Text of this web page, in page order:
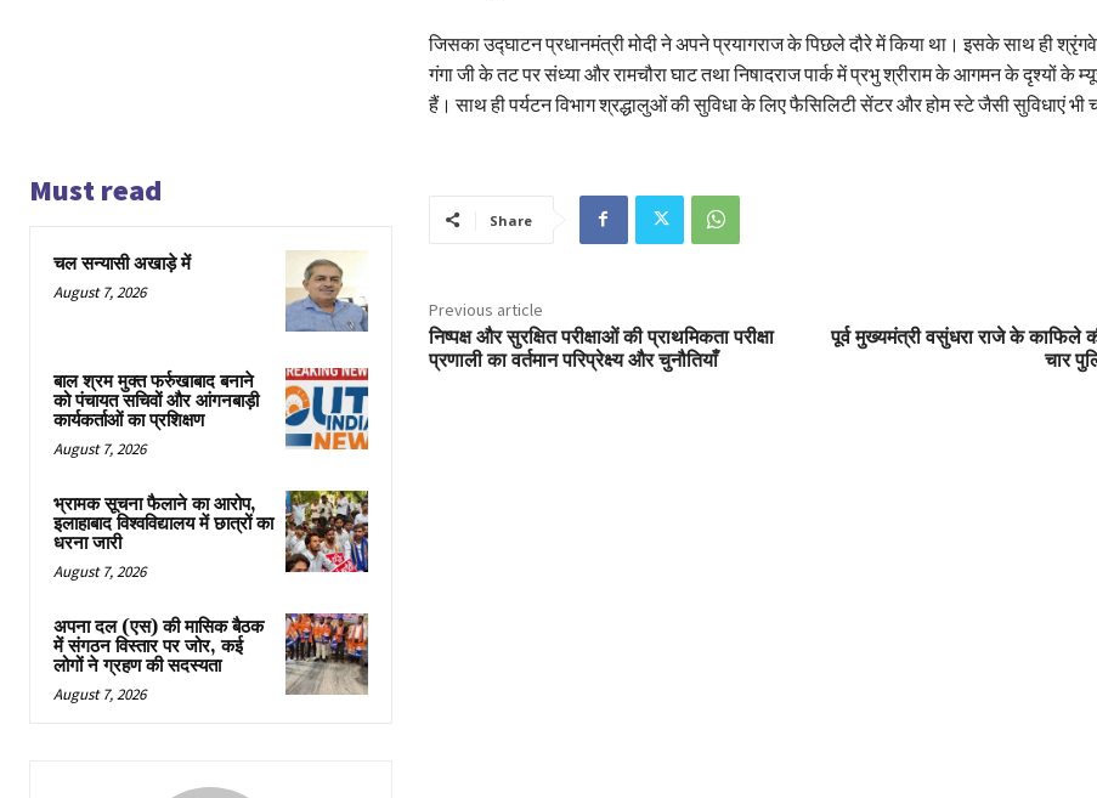
जिसका उद्घाटन प्रधानमंत्री मोदी ने अपने प्रयागराज के पिछले दौरे में किया था। इसके साथ ही
गंगा जी के तट पर संध्या और रामचौरा घाट तथा निषादराज पार्क में प्रभु श्रीराम के आगमन के दृश्यों के
हैं। साथ ही पर्यटन विभाग श्रद्धालुओं की सुविधा के लिए फैसिलिटी सेंटर और होम स्टे जैसी सुविधाएं भी
Must read
चल सन्यासी अखाड़े में
August 7, 2026
बाल श्रम मुक्त फर्रुखाबाद बनाने
को पंचायत सचिवों और आंगनबाड़ी
कार्यकर्ताओं का प्रशिक्षण
August 7, 2026
भ्रामक सूचना फैलाने का आरोप,
इलाहाबाद विश्वविद्यालय में छात्रों का
धरना जारी
August 7, 2026
अपना दल (एस) की मासिक बैठक
में संगठन विस्तार पर जोर, कई
लोगों ने ग्रहण की सदस्यता
August 7, 2026
Share
Previous article
निष्पक्ष और सुरक्षित परीक्षाओं की प्राथमिकता परीक्षा
प्रणाली का वर्तमान परिप्रेक्ष्य और चुनौतियाँ
पूर्व मुख्यमंत्री वसुंधरा राजे के काफिले
चार